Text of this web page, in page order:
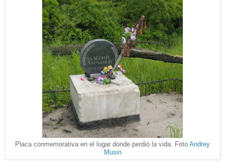
Placa conmemorativa en el lugar donde perdió la vida. Foto Andrey
Musin